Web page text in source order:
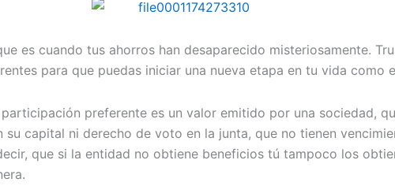
es cuando tus ahorros han desaparecido misteriosamente.
para que puedas iniciar una nueva etapa en tu vida como
preferente es un valor emitido por una sociedad,
capital ni derecho de voto en la junta, que no tienen
que si la entidad no obtiene beneficios tú tampoco los